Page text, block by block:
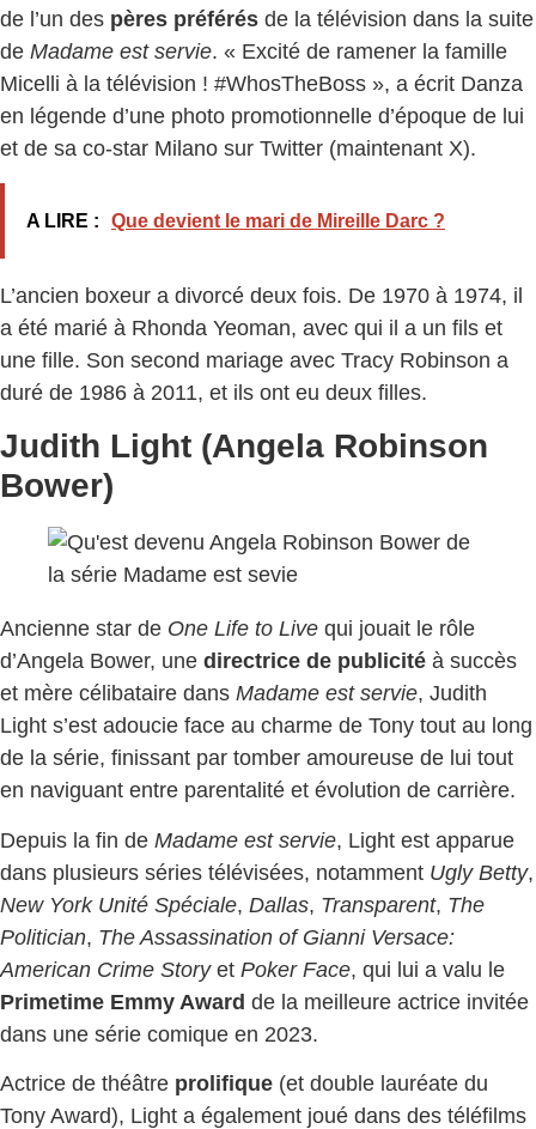
de l’un des pères préférés de la télévision dans la suite
de Madame est servie. « Excité de ramener la famille
Micelli à la télévision ! #WhosTheBoss », a écrit Danza
en légende d’une photo promotionnelle d’époque de lui
et de sa co-star Milano sur Twitter (maintenant X).
A LIRE : Que devient le mari de Mireille Darc ?
L’ancien boxeur a divorcé deux fois. De 1970 à 1974, il
a été marié à Rhonda Yeoman, avec qui il a un fils et
une fille. Son second mariage avec Tracy Robinson a
duré de 1986 à 2011, et ils ont eu deux filles.
Judith Light (Angela Robinson
Bower)
Ancienne star de One Life to Live qui jouait le rôle
d’Angela Bower, une directrice de publicité à succès
et mère célibataire dans Madame est servie, Judith
Light s’est adoucie face au charme de Tony tout au long
de la série, finissant par tomber amoureuse de lui tout
en naviguant entre parentalité et évolution de carrière.
Depuis la fin de Madame est servie, Light est apparue
dans plusieurs séries télévisées, notamment Ugly Betty,
New York Unité Spéciale, Dallas, Transparent, The
Politician, The Assassination of Gianni Versace:
American Crime Storyet Poker Face, qui lui a valu le
Primetime Emmy Award de la meilleure actrice invitée
dans une série comique en 2023.
Actrice de théâtre prolifique (et double lauréate du
Tony Award), Light a également joué dans des téléfilms